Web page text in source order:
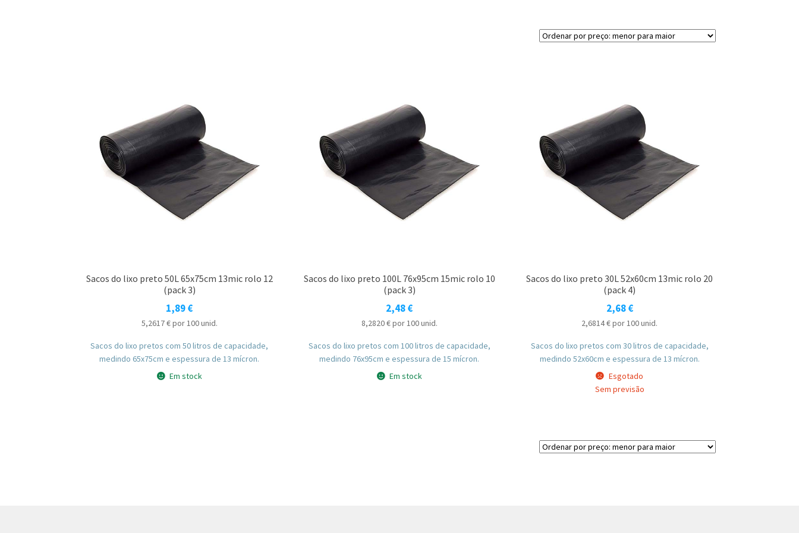
Sacos do lixo preto 50L 65x75cm 13mic rolo 12
(pack 3)
1,89€
5,2617€por 100 unid.
Sacos do lixo pretos com 50 litros de capacidade,
medindo 65x75cm e espessura de 13 mícron.
Em stock
Sacos do lixo preto 100L 76x95cm 15mic rolo 10
(pack 3)
2,48€
8,2820€por 100 unid.
Sacos do lixo pretos com 100 litros de capacidade,
medindo 76x95cm e espessura de 15 mícron.
Em stock
Sacos do lixo preto 30L 52x60cm 13mic rolo 20
(pack 4)
2,68€
2,6814€por 100 unid.
Sacos do lixo pretos com 30 litros de capacidade,
medindo 52x60cm e espessura de 13 mícron.
Esgotado
Sem previsão